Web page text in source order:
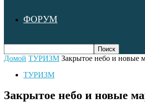
ФОРУМ
Домой ТУРИЗМ Закрытое небо и новые
ТУРИЗМ
Закрытое небо и новые